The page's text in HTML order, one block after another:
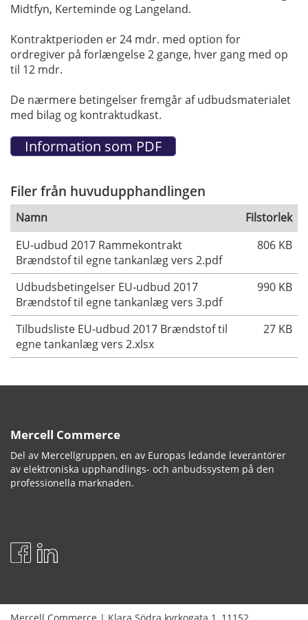
Midtfyn, Kerteminde og Langeland.
Kontraktperioden er 24 mdr. med option for
ordregiver på forlængelse 2 gange, hver gang med op
til 12 mdr.
De nærmere betingelser fremgår af udbudsmaterialet
med bilag og kontraktudkast.
Filer från huvudupphandlingen
Namn
Filstorlek
EU-udbud 2017 Rammekontrakt
Brændstof til egne tankanlæg vers 2.pdf
806 KB
Udbudsbetingelser EU-udbud 2017
Brændstof til egne tankanlæg vers 3.pdf
990 KB
Tilbudsliste EU-udbud 2017 Brændstof til
egne tankanlæg vers 2.xlsx
27 KB
Mercell Commerce
Del av Mercellgruppen, en av Europas ledande leverantörer
av elektroniska upphandlings- och anbudssystem på den
professionella marknaden.
Mercell Commerce | Klara Södra kyrkogata 1 11152